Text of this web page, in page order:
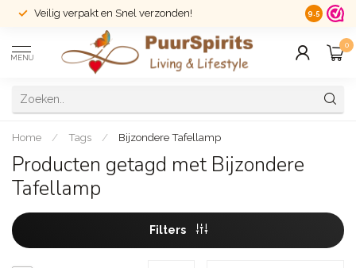
Veilig verpakt en Snel verzonden! 14 dagen
9.5
MENU
0
Home / Tags / Bijzondere Tafellamp
Producten getagd met Bijzondere
Tafellamp
Filters